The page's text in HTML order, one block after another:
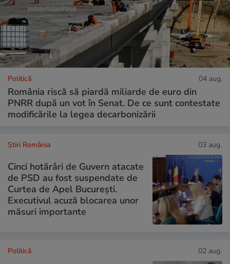
Politică 04 aug.
România riscă să piardă miliarde de euro din
PNRR după un vot în Senat. De ce sunt contestate
modificările la legea decarbonizării
Știri România 03 aug.
Cinci hotărâri de Guvern atacate
de PSD au fost suspendate de
Curtea de Apel București.
Executivul acuză blocarea unor
măsuri importante
Politică 02 aug.